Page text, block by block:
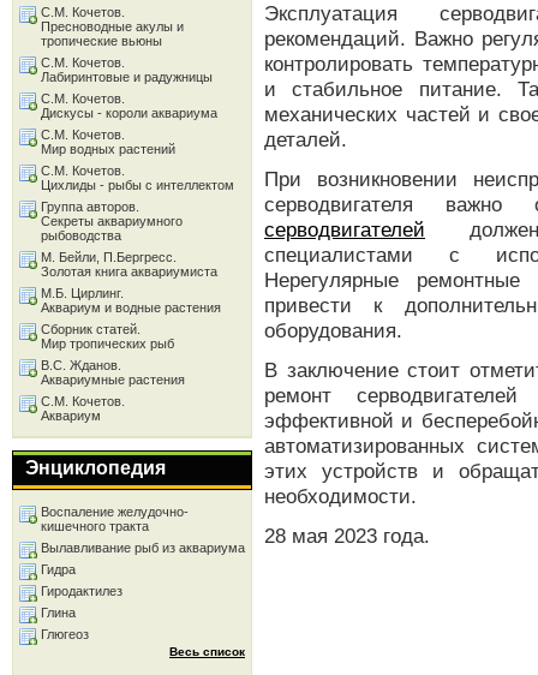
Эксплуатация
рекомендаций. Важно
контролировать
и стабильное питание.
механических частей и
деталей.
При возникновении
серводвигателя
серводвигателей должен
специалистами с
Нерегулярные
привести к
оборудования.
В заключение стоит
ремонт
эффективной и
автоматизированных
этих устройств и
необходимости.
28 мая 2023 года.
С.М. Кочетов.
Пресноводные акулы и
тропические вьюны
С.М. Кочетов.
Лабиринтовые и радужницы
С.М. Кочетов.
Дискусы - короли аквариума
С.М. Кочетов.
Мир водных растений
С.М. Кочетов.
Цихлиды - рыбы с интеллектом
Группа авторов.
Секреты аквариумного
рыбоводства
М. Бейли, П.Бергресс.
Золотая книга аквариумиста
М.Б. Цирлинг.
Аквариум и водные растения
Сборник статей.
Мир тропических рыб
В.С. Жданов.
Аквариумные растения
С.М. Кочетов.
Аквариум
Энциклопедия
Воспаление желудочно-
кишечного тракта
Вылавливание рыб из аквариума
Гидра
Гиродактилез
Глина
Глюгеоз
Весь список